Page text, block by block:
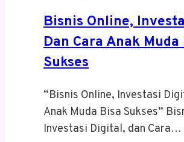
Bisnis Online,
Dan Cara Anak Muda
Sukses
“Bisnis Online, Investasi
Anak Muda Bisa Sukses”
Investasi Digital, dan Cara…